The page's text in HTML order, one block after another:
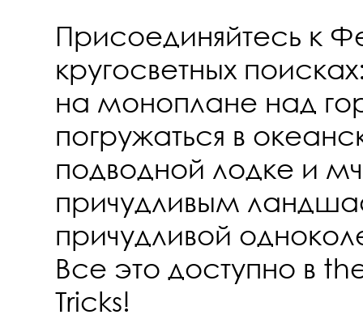
Присоединяйтесь к
кругосветных
на моноплане над
погружаться в
подводной лодке и
причудливым
причудливой
Все это доступно в
Tricks!